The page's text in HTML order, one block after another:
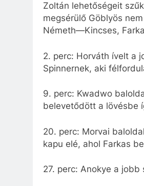
Zoltán lehetőségeit
megsérülő Göblyös
Németh—Kincses,
2. perc: Horváth ívelt a
Spinnernek, aki
9. perc: Kwadwo
belevetődött a lövésbe
20. perc: Morvai
kapu elé, ahol Farkas
27. perc: Anokye a